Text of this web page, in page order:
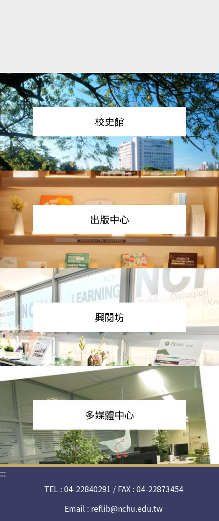
校史館
出版中心
興閱坊
多媒體中心
:::
TEL : 04-22840291 / FAX : 04-22873454
Email : reflib@nchu.edu.tw